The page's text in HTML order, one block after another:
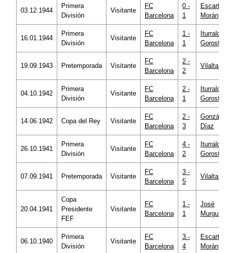
03.12.1944
Primera
División
Visitante
FC
Barcelona
0 -
1
Escartín
Morán
16.01.1944
Primera
División
Visitante
FC
Barcelona
1 -
1
Iturralde
19.09.1943 Pretemporada Visitante
FC
Barcelona
2 -
2
Vilalta
04.10.1942
Primera
División
Visitante
FC
Barcelona
2 -
1
Iturralde
14.06.1942 Copa del Rey Visitante
FC
Barcelona
2 -
3
Díaz
26.10.1941
Primera
División
Visitante
FC
Barcelona
4 -
2
Iturralde
07.09.1941 Pretemporada Visitante
FC
Barcelona
3 -
5
Vilalta
20.04.1941
Copa
Presidente
FEF
Visitante
FC
Barcelona
1 -
1
José
Murguía
06.10.1940
Primera
División
Visitante
FC
Barcelona
3 -
4
Escartín
Morán